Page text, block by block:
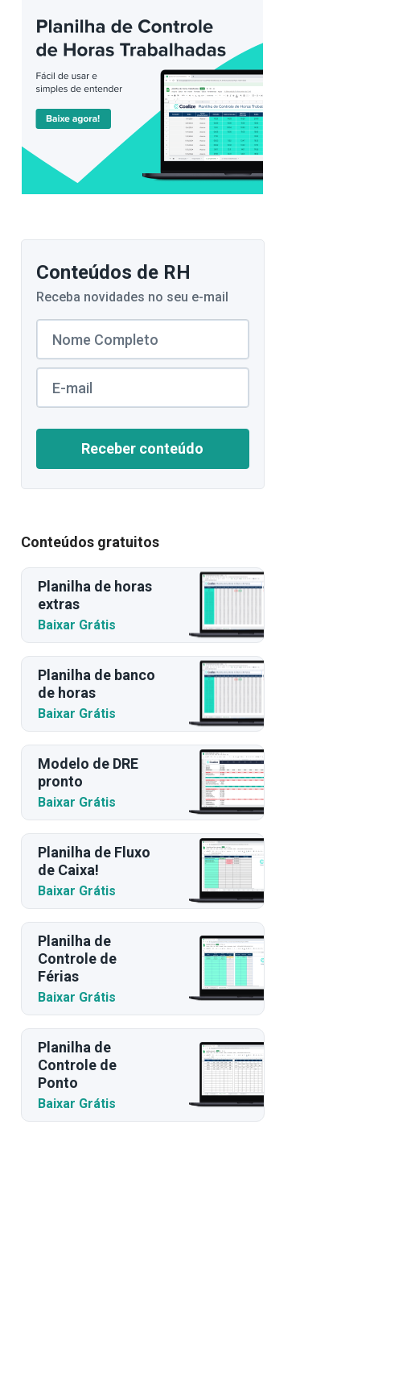
Conteúdos de RH
Receba novidades no seu e-mail
Receber conteúdo
Conteúdos gratuitos
Planilha de horas
extras
Baixar Grátis
Planilha de banco
de horas
Baixar Grátis
Modelo de DRE
pronto
Baixar Grátis
Planilha de Fluxo
de Caixa!
Baixar Grátis
Planilha de
Controle de
Férias
Baixar Grátis
Planilha de
Controle de
Ponto
Baixar Grátis